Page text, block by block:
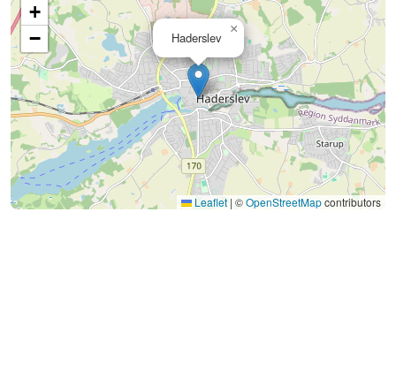
Haderslev
×
+
−
Leaflet | ©OpenStreetMapcontributors